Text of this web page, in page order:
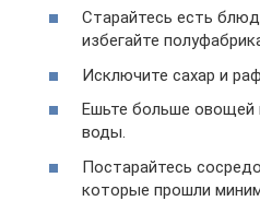
Старайтесь есть
избегайте
Исключите сахар и
Ешьте больше овощей
воды.
Постарайтесь
которые прошли